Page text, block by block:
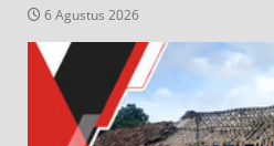
6 Agustus 2026